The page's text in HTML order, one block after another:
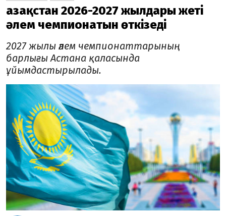
Қазақстан 2026-2027 жылдары жеті
әлем чемпионатын өткізеді
2027 жылы әлем чемпионаттарының
барлығы Астана қаласында
ұйымдастырылады.